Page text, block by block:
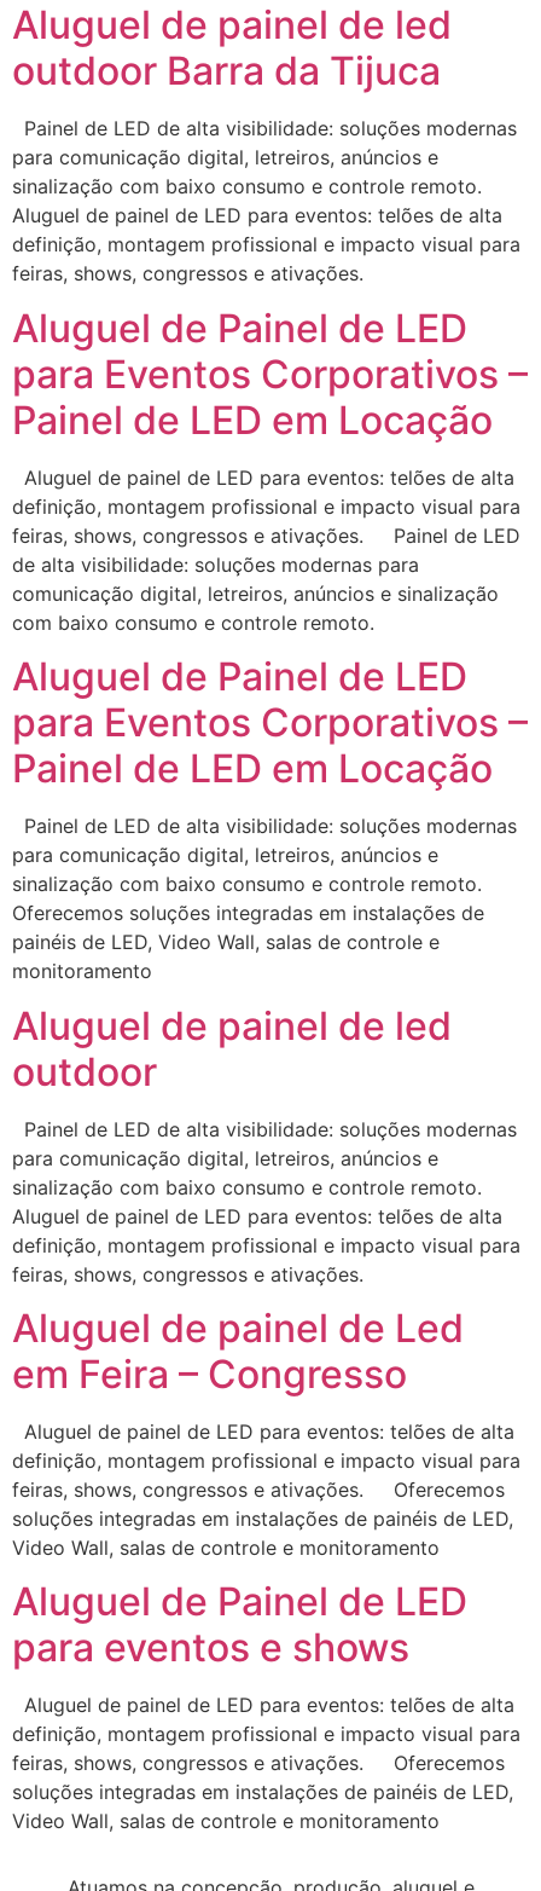
Aluguel de painel de led
outdoor Barra da Tijuca
Painel de LED de alta visibilidade: soluções modernas
para comunicação digital, letreiros, anúncios e
sinalização com baixo consumo e controle remoto.
Aluguel de painel de LED para eventos: telões de alta
definição, montagem profissional e impacto visual para
feiras, shows, congressos e ativações.
Aluguel de Painel de LED
para Eventos Corporativos –
Painel de LED em Locação
Aluguel de painel de LED para eventos: telões de alta
definição, montagem profissional e impacto visual para
feiras, shows, congressos e ativações. Painel de LED
de alta visibilidade: soluções modernas para
comunicação digital, letreiros, anúncios e sinalização
com baixo consumo e controle remoto.
Aluguel de Painel de LED
para Eventos Corporativos –
Painel de LED em Locação
Painel de LED de alta visibilidade: soluções modernas
para comunicação digital, letreiros, anúncios e
sinalização com baixo consumo e controle remoto.
Oferecemos soluções integradas em instalações de
painéis de LED, Video Wall, salas de controle e
monitoramento
Aluguel de painel de led
outdoor
Painel de LED de alta visibilidade: soluções modernas
para comunicação digital, letreiros, anúncios e
sinalização com baixo consumo e controle remoto.
Aluguel de painel de LED para eventos: telões de alta
definição, montagem profissional e impacto visual para
feiras, shows, congressos e ativações.
Aluguel de painel de Led
em Feira – Congresso
Aluguel de painel de LED para eventos: telões de alta
definição, montagem profissional e impacto visual para
feiras, shows, congressos e ativações. Oferecemos
soluções integradas em instalações de painéis de LED,
Video Wall, salas de controle e monitoramento
Aluguel de Painel de LED
para eventos e shows
Aluguel de painel de LED para eventos: telões de alta
definição, montagem profissional e impacto visual para
feiras, shows, congressos e ativações. Oferecemos
soluções integradas em instalações de painéis de LED,
Video Wall, salas de controle e monitoramento